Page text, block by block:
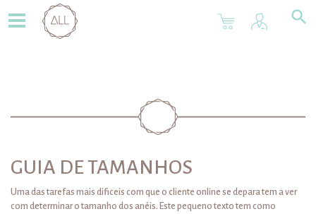
0
Total:
0,00€
Continuar A Comprar
Esqueci-me da palavra-passe
GUIA DE TAMANHOS
Uma das tarefas mais dificeis com que o cliente online se depara tem a ver
com determinar o tamanho dos anéis. Este pequeno texto tem como